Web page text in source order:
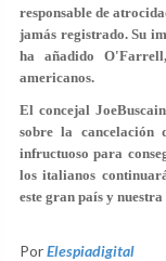
responsable de
jamás registrado. Su
ha añadido
americanos.
El concejal
sobre la cancelación
infructuoso para
los italianos
este gran país y
PorElespiadigital